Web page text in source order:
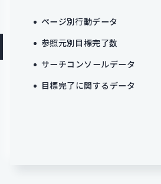
ページ別行動データ
参照元別目標完了数
サーチコンソールデータ
目標完了に関するデータ